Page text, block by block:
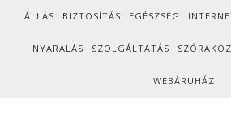
Skip to content
ÁLLÁS BIZTOSÍTÁS EGÉSZSÉG
NYARALÁS SZOLGÁLTATÁS
WEBÁRUHÁZ